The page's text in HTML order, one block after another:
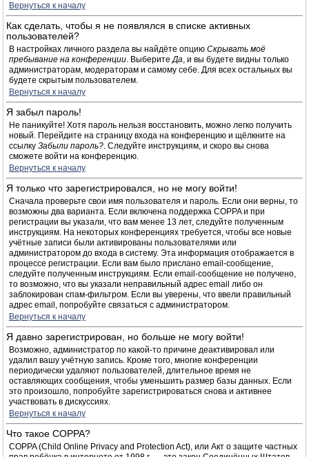
Вернуться к началу
Как сделать, чтобы я не появлялся в списке активных
пользователей?
В настройках личного раздела вы найдёте опцию Скрывать моё
пребывание на конференции. ВыберитеДа, и вы будете видны только
администраторам, модераторам и самому себе. Для всех остальных вы
будете скрытым пользователем.
Вернуться к началу
Я забыл пароль!
Не паникуйте! Хотя пароль нельзя восстановить, можно легко получить
новый. Перейдите на страницу входа на конференцию и щёлкните на
ссылку Забыли пароль?. Следуйте инструкциям, и скоро вы снова
сможете войти на конференцию.
Вернуться к началу
Я только что зарегистрировался, но не могу войти!
Сначала проверьте свои имя пользователя и пароль. Если они верны, то
возможны два варианта. Если включена поддержка COPPA и при
регистрации вы указали, что вам менее 13 лет, следуйте полученным
инструкциям. На некоторых конференциях требуется, чтобы все новые
учётные записи были активированы пользователями или
администратором до входа в систему. Эта информация отображается в
процессе регистрации. Если вам было прислано email-сообщение,
следуйте полученным инструкциям. Если email-сообщение не получено,
то возможно, что вы указали неправильный адрес email либо он
заблокирован спам-фильтром. Если вы уверены, что ввели правильный
адрес email, попробуйте связаться с администратором.
Вернуться к началу
Я давно зарегистрирован, но больше не могу войти!
Возможно, администратор по какой-то причине деактивировал или
удалил вашу учётную запись. Кроме того, многие конференции
периодически удаляют пользователей, длительное время не
оставляющих сообщения, чтобы уменьшить размер базы данных. Если
это произошло, попробуйте зарегистрироваться снова и активнее
участвовать в дискуссиях.
Вернуться к началу
Что такое COPPA?
COPPA (Child Online Privacy and Protection Act), или Акт о защите частных